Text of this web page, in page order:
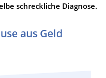
schreckliche Diagnose.
aus Geld